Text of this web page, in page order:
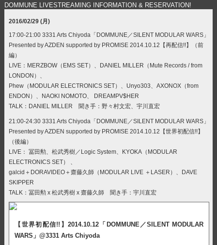
DOMMUNE LIVESTREAMING INFORMATION & RESERVATION!
2016/02/29 (月)
17:00-21:00 3331 Arts Chiyoda「DOMMUNE／SILENT MODULAR WARS」
Presented by AZDEN supported by PROMISE 2014.10.12【再配信!!】（前
編）
LIVE：MERZBOW（EMS SET）、DANIEL MILLER（Mute Records / from
LONDON）、
Phew（MODULAR ELECTRONICS SET）、Unyo303、AXONOX（from
ENDON）、NAOKI NOMOTO、 DREAMPV$HER
TALK：DANIEL MILLER 聞き手：野々村文宏、宇川直宏
21:00-24:30 3331 Arts Chiyoda「DOMMUNE／SILENT MODULAR WARS」
Presented by AZDEN supported by PROMISE 2014.10.12【世界初配信!!】
（後編）
LIVE： 冨田勲、松武秀樹／Logic System、KYOKA（MODULAR
ELECTRONICS SET） 、
galcid＋DORAVIDEO＋齋藤久師（MODULAR LIVE ＋LASER）、DAVE
SKIPPER
TALK：冨田勲 x 松武秀樹 x 齋藤久師 聞き手：宇川直宏
【世界初配信!!】2014.10.12「DOMMUNE／SILENT MODULAR
WARS」@3331 Arts Chiyoda